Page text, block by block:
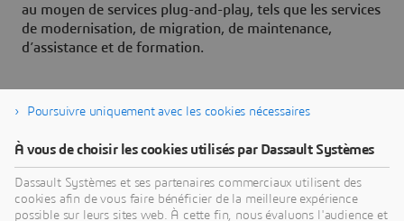
au moyen de services plug-and-play, tels que les services
de modernisation, de migration, de maintenance,
d’assistance et de formation.
À propos de Dassault Systèmes
Dassault Systèmes est un accélérateur de progrès
humain. Depuis 1981, l'entreprise est pionnière
Poursuivre uniquement avec les cookies nécessaires
À vous de choisir les cookies utilisés par Dassault Systèmes
Dassault Systèmes et ses partenaires commerciaux utilisent des
cookies afin de vous faire bénéficier de la meilleure expérience
possible sur leurs sites web. À cette fin, nous évaluons l'audience et